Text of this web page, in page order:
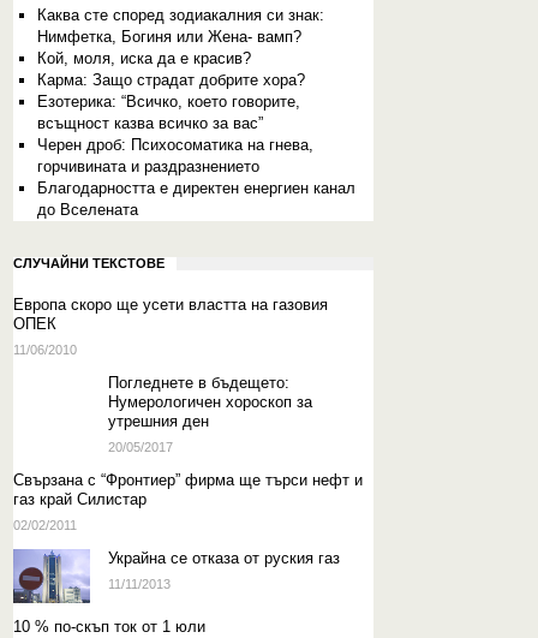
Каква сте според зодиакалния си знак:
Нимфетка, Богиня или Жена- вамп?
Кой, моля, иска да е красив?
Карма: Защо страдат добрите хора?
Eзотерика: “Всичко, което говорите,
всъщност казва всичко за вас”
Черен дроб: Психосоматика на гнева,
горчивината и раздразнението
Благодарността е директен енергиен канал
до Вселената
СЛУЧАЙНИ ТЕКСТОВЕ
Европа скоро ще усети властта на газовия
ОПЕК
11/06/2010
Погледнете в бъдещето:
Нумерологичен хороскоп за
утрешния ден
20/05/2017
Свързана с “Фронтиер” фирма ще търси нефт и
газ край Силистар
02/02/2011
Украйна се отказа от руския газ
11/11/2013
10 % по-скъп ток от 1 юли